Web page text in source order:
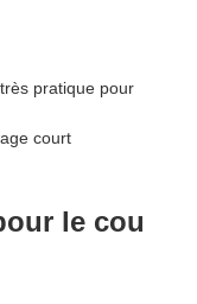
pratique pour
court
le cou